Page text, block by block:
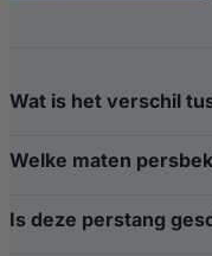
Wat is het verschil
Welke maten
Is deze perstang